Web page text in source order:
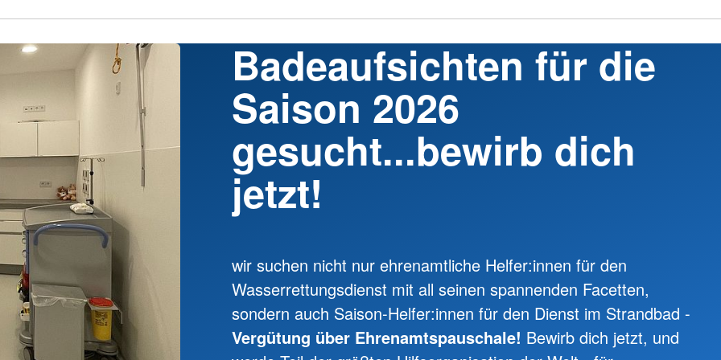
Badeaufsichten für die
Saison 2026
gesucht...bewirb dich
jetzt!
wir suchen nicht nur ehrenamtliche Helfer:innen für den
Wasserrettungsdienst mit all seinen spannenden Facetten,
sondern auch Saison-Helfer:innen für den Dienst im Strandbad -
Vergütung über Ehrenamtspauschale! Bewirb dich jetzt, und